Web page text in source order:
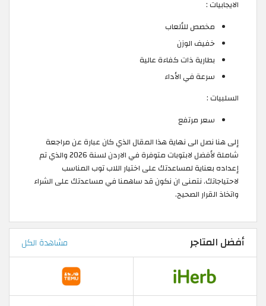
الايجابيات :
مخصص للألعاب
خفيف الوزن
بطارية ذات كفاءة عالية
سرعة في الأداء
السلبيات :
سعر مرتفع
إلى هنا نصل الى نهاية هذا المقال الذي كان عبارة عن مراجعة
شاملة لأفضل لابتوبات متوفرة في الاردن لسنة 2026 والذي تم
إعداده بعناية لمساعدتك على اختيار اللاب توب المناسب
لاحتياجاتك. نتمنى ان نكون قد ساهمنا في مساعدتك على الشراء
واتخاذ القرار الصحيح.
أفضل المتاجر مشاهدة الكل